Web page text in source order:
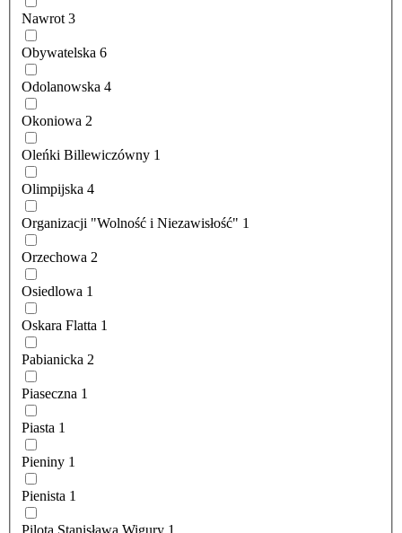
Nawrot 3
Obywatelska 6
Odolanowska 4
Okoniowa 2
Oleńki Billewiczówny 1
Olimpijska 4
Organizacji "Wolność i Niezawisłość" 1
Orzechowa 2
Osiedlowa 1
Oskara Flatta 1
Pabianicka 2
Piaseczna 1
Piasta 1
Pieniny 1
Pienista 1
Pilota Stanisława Wigury 1